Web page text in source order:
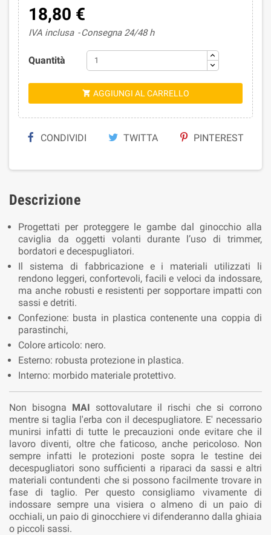
18,80 €
IVA inclusa Consegna 24/48 h
Quantità
 AGGIUNGI AL CARRELLO
CONDIVIDI TWITTA PINTEREST
Descrizione
Progettati per proteggere le gambe dal ginocchio alla
caviglia da oggetti volanti durante l’uso di trimmer,
bordatori e decespugliatori.
Il sistema di fabbricazione e i materiali utilizzati li
rendono leggeri, confortevoli, facili e veloci da indossare,
ma anche robusti e resistenti per sopportare impatti con
sassi e detriti.
Confezione: busta in plastica contenente una coppia di
parastinchi,
Colore articolo: nero.
Esterno: robusta protezione in plastica.
Interno: morbido materiale protettivo.
Non bisogna MAI sottovalutare il rischi che si corrono
mentre si taglia l'erba con il decespugliatore. E' necessario
munirsi infatti di tutte le precauzioni onde evitare che il
lavoro diventi, oltre che faticoso, anche pericoloso. Non
sempre infatti le protezioni poste sopra le testine dei
decespugliatori sono sufficienti a riparaci da sassi e altri
materiali contundenti che si possono facilmente trovare in
fase di taglio. Per questo consigliamo vivamente di
indossare sempre una visiera o almeno di un paio di
occhiali, un paio di ginocchiere vi difenderanno dalla ghiaia
o piccoli sassi.